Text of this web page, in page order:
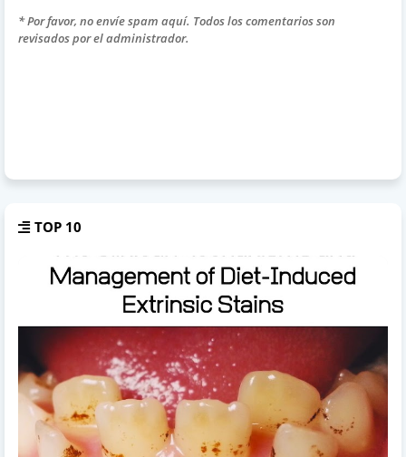
* Por favor, no envíe spam aquí. Todos los comentarios son
revisados por el administrador.
TOP 10